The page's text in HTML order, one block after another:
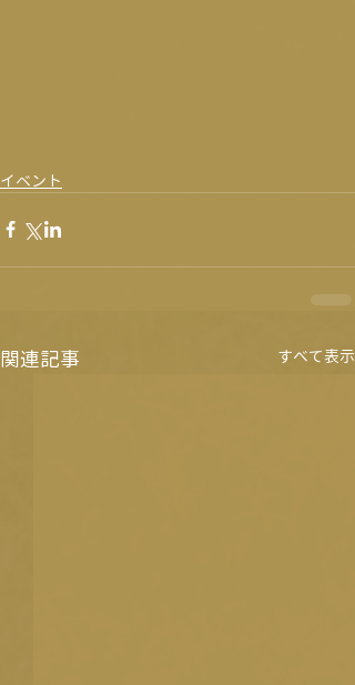
イベント
関連記事 すべて表示